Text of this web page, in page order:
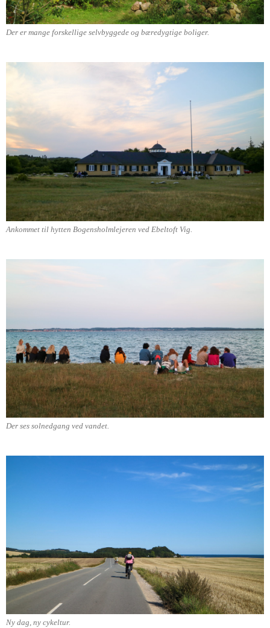
Der er mange forskellige selvbyggede og bæredygtige boliger.
Ankommet til hytten Bogensholmlejeren ved Ebeltoft Vig.
Der ses solnedgang ved vandet.
Ny dag, ny cykeltur.